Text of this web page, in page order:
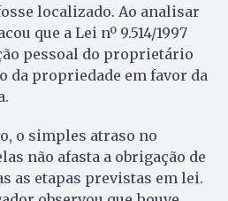
localizado. Ao analisar
que a Lei nº 9.514/1997
pessoal do proprietário
da propriedade em favor da
o simples atraso no
não afasta a obrigação de
as etapas previstas em lei.